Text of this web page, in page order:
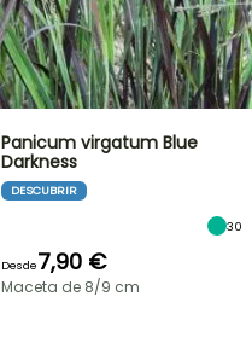
Panicum virgatum Blue
Darkness
DESCUBRIR
30
Desde7,90 €
Maceta de 8/9 cm